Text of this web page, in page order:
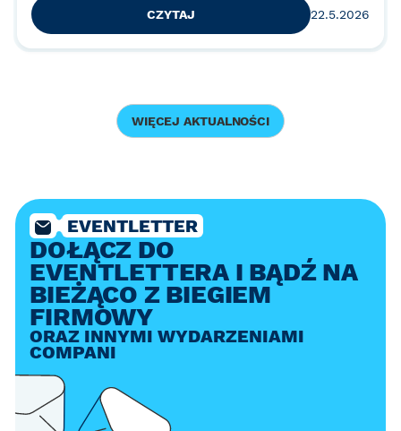
CZYTAJ 22.5.2026
WIĘCEJ AKTUALNOŚCI
EVENTLETTER
DOŁĄCZ DO
EVENTLETTERA I BĄDŹ NA
BIEŻĄCO Z BIEGIEM
FIRMOWY
ORAZ INNYMI WYDARZENIAMI
COMPANI